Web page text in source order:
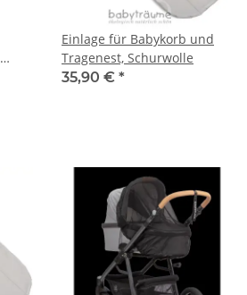
Einlage für Babykorb und
Tragenest, Schurwolle
35,90 € *